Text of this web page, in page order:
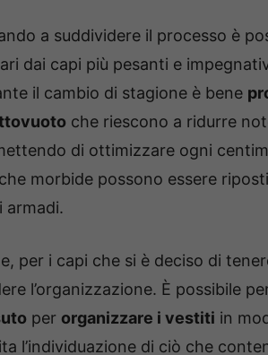
a suddividere il processo è
dai capi più pesanti e
il cambio di stagione è bene
che riescono a ridurre
di ottimizzare ogni
morbide possono essere
armadi.
per i capi che si è deciso di
l’organizzazione. È possibile
per organizzare i vestiti in
l’individuazione di ciò che